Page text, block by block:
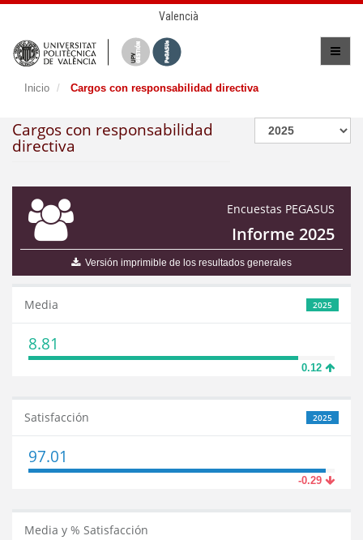
Valencià
Inicio Cargos con responsabilidad directiva
Cargos con responsabilidad
directiva
Encuestas PEGASUS
Informe 2025
Versión imprimible de los resultados generales
2025
Media
8.81
0.12
2025
Satisfacción
97.01
-0.29
Media y % Satisfacción